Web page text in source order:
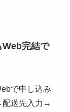
完結で
で申し込み
配送先入力→